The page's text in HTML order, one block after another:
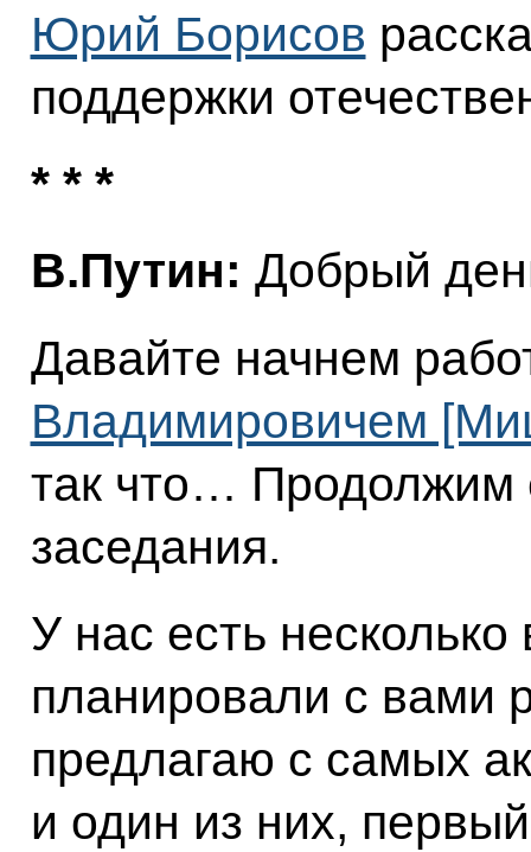
Юрий Борисов
поддержки
* * *
В.Путин: Добрый
Давайте начнем
Владимировичем
так что… Продолжим
заседания.
У нас есть
планировали с вами
предлагаю с самых
и один из них,